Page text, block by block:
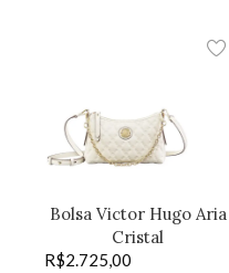
Bolsa Victor Hugo Aria
Cristal
R$2.725,00